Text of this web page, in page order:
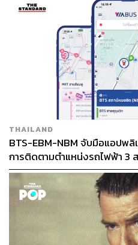
THAILAND
BTS-EBM-NBM จับมือแอปพลิ
การติดตามตำแหน่งรถไฟฟ้า 3